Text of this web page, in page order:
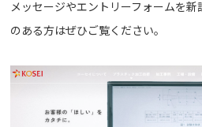
メッセージやエントリーフォームを
のある方はぜひご覧ください。